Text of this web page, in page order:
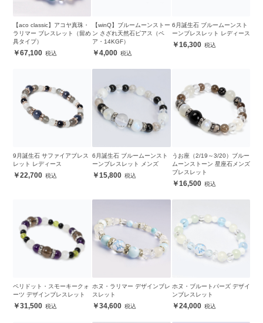
【aco classic】アコヤ真珠・
ラリマー ブレスレット（留め
具タイプ）
67,100
【winQ】ブルームーンストー
ン さざれ天然石ピアス（ペ
ア・14KGF）
4,000
6月誕生石 ブルームーンスト
ーンブレスレット レディース
16,300
9月誕生石 サファイアブレス
レット レディース
22,700
6月誕生石 ブルームーンスト
ーンブレスレット メンズ
15,800
うお座（2/19～3/20）ブルー
ムーンストーン 星座石メンズ
ブレスレット
16,500
ペリドット・スモーキークォ
ーツ デザインブレスレット
31,500
ホヌ・ラリマー デザインブレ
スレット
34,600
ホヌ・ブルートパーズ デザイ
ンブレスレット
24,000